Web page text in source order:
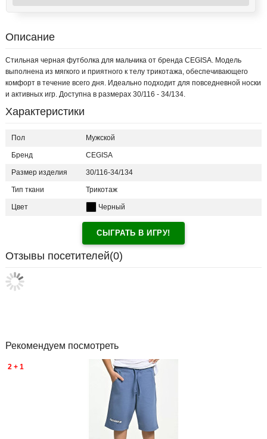
Описание
Стильная черная футболка для мальчика от бренда CEGISA. Модель
выполнена из мягкого и приятного к телу трикотажа, обеспечивающего
комфорт в течение всего дня. Идеально подходит для повседневной носки
и активных игр. Доступна в размерах 30/116 - 34/134.
Характеристики
Пол Мужской
Бренд CEGISA
Размер изделия 30/116-34/134
Тип ткани Трикотаж
Цвет Черный
СЫГРАТЬ В ИГРУ!
Отзывы посетителей(0)
Рекомендуем посмотреть
2 + 1